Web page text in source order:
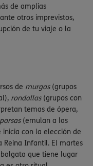
de amplias
otros imprevistos,
de tu viaje o la
de murgas(grupos
rondallas(grupos con
temas de ópera,
(emulan a las
inicia con la elección de
Reina Infantil. El martes
que tiene lugar